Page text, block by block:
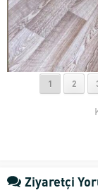
1 2
Ziyaretçi